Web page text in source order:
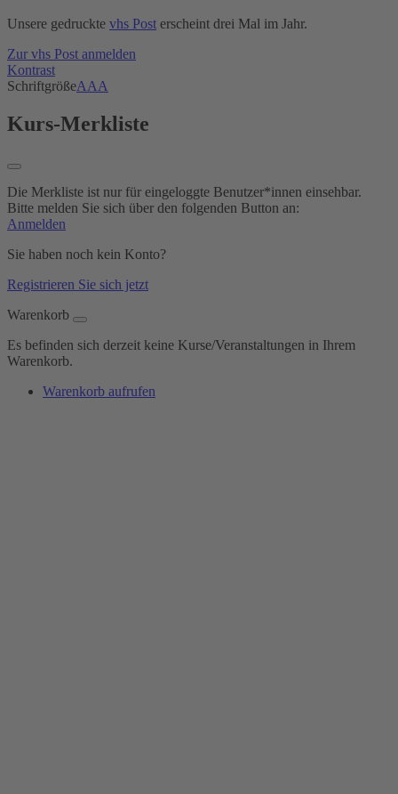
Unsere gedruckte vhs Post erscheint drei Mal im Jahr.
Zur vhs Post anmelden
Kontrast
SchriftgrößeAAA
Kurs-Merkliste
Die Merkliste ist nur für eingeloggte Benutzer*innen einsehbar.
Bitte melden Sie sich über den folgenden Button an:
Anmelden
Sie haben noch kein Konto?
Registrieren Sie sich jetzt
Warenkorb
Es befinden sich derzeit keine Kurse/Veranstaltungen in Ihrem
Warenkorb.
Warenkorb aufrufen